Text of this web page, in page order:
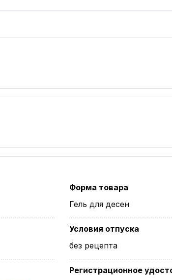
Форма товара
Гель для десен
Условия отпуска
без рецепта
Регистрационное